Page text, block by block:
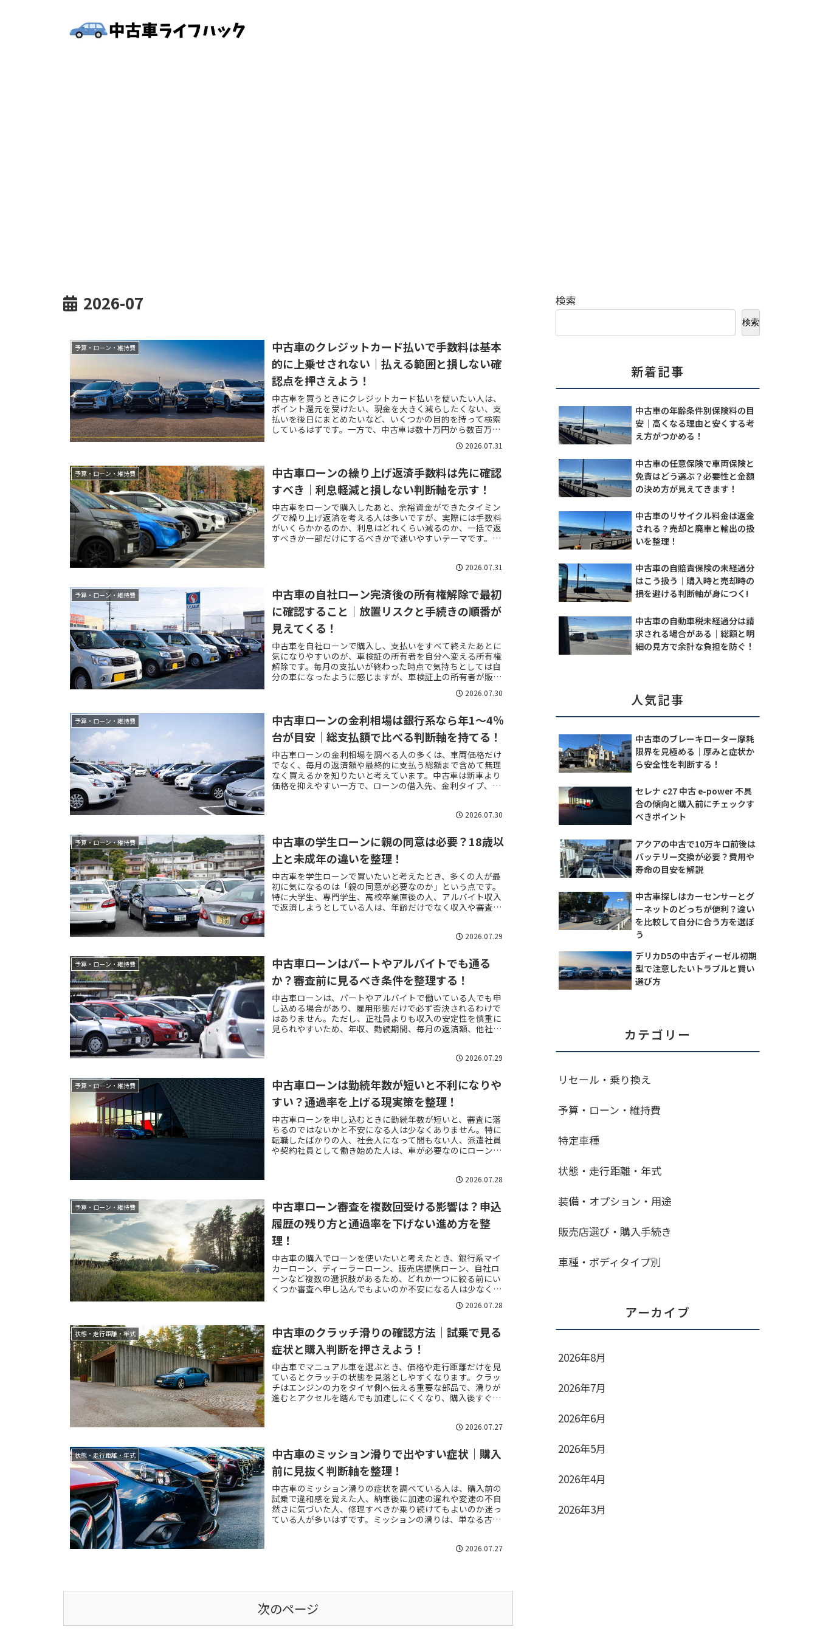
2026-07
予算・ローン・維持費
中古車のクレジットカード払いで手数料は基本
的に上乗せされない｜払える範囲と損しない確
認点を押さえよう！
中古車を買うときにクレジットカード払いを使いたい人は、
ポイント還元を受けたい、現金を大きく減らしたくない、支
払いを後日にまとめたいなど、いくつかの目的を持って検索
しているはずです。一方で、中古車は数十万円から数百万円
2026.07.31
予算・ローン・維持費
中古車ローンの繰り上げ返済手数料は先に確認
すべき｜利息軽減と損しない判断軸を示す！
中古車をローンで購入したあと、余裕資金ができたタイミン
グで繰り上げ返済を考える人は多いですが、実際には手数料
がいくらかかるのか、利息はどれくらい減るのか、一括で返
すべきか一部だけにするべきかで迷いやすいテーマです。特
2026.07.31
予算・ローン・維持費
中古車の自社ローン完済後の所有権解除で最初
に確認すること｜放置リスクと手続きの順番が
見えてくる！
中古車を自社ローンで購入し、支払いをすべて終えたあとに
気になりやすいのが、車検証の所有者を自分へ変える所有権
解除です。毎月の支払いが終わった時点で気持ちとしては自
分の車になったように感じますが、車検証上の所有者が販売
2026.07.30
予算・ローン・維持費
中古車ローンの金利相場は銀行系なら年1〜4％
台が目安｜総支払額で比べる判断軸を持てる！
中古車ローンの金利相場を調べる人の多くは、車両価格だけ
でなく、毎月の返済額や最終的に支払う総額まで含めて無理
なく買えるかを知りたいと考えています。中古車は新車より
価格を抑えやすい一方で、ローンの借入先、金利タイプ、返
2026.07.30
予算・ローン・維持費
中古車の学生ローンに親の同意は必要？18歳以
上と未成年の違いを整理！
中古車を学生ローンで買いたいと考えたとき、多くの人が最
初に気になるのは「親の同意が必要なのか」という点です。
特に大学生、専門学生、高校卒業直後の人、アルバイト収入
で返済しようとしている人は、年齢だけでなく収入や審査条
2026.07.29
予算・ローン・維持費
中古車ローンはパートやアルバイトでも通る
か？審査前に見るべき条件を整理する！
中古車ローンは、パートやアルバイトで働いている人でも申
し込める場合があり、雇用形態だけで必ず否決されるわけで
はありません。ただし、正社員よりも収入の安定性を慎重に
見られやすいため、年収、勤続期間、毎月の返済額、他社借
2026.07.29
予算・ローン・維持費
中古車ローンは勤続年数が短いと不利になりや
すい？通過率を上げる現実策を整理！
中古車ローンを申し込むときに勤続年数が短いと、審査に落
ちるのではないかと不安になる人は少なくありません。特に
転職したばかりの人、社会人になって間もない人、派遣社員
や契約社員として働き始めた人は、車が必要なのにローンを
2026.07.28
予算・ローン・維持費
中古車ローン審査を複数回受ける影響は？申込
履歴の残り方と通過率を下げない進め方を整
理！
中古車の購入でローンを使いたいと考えたとき、銀行系マイ
カーローン、ディーラーローン、販売店提携ローン、自社ロ
ーンなど複数の選択肢があるため、どれか一つに絞る前にい
くつか審査へ申し込んでもよいのか不安になる人は少なくあ
2026.07.28
状態・走行距離・年式
中古車のクラッチ滑りの確認方法｜試乗で見る
症状と購入判断を押さえよう！
中古車でマニュアル車を選ぶとき、価格や走行距離だけを見
ているとクラッチの状態を見落としやすくなります。クラッ
チはエンジンの力をタイヤ側へ伝える重要な部品で、滑りが
進むとアクセルを踏んでも加速しにくくなり、購入後すぐに
2026.07.27
状態・走行距離・年式
中古車のミッション滑りで出やすい症状｜購入
前に見抜く判断軸を整理！
中古車のミッション滑りの症状を調べている人は、購入前の
試乗で違和感を覚えた人、納車後に加速の遅れや変速の不自
然さに気づいた人、修理すべきか乗り続けてもよいのか迷っ
ている人が多いはずです。ミッションの滑りは、単なる古さ
2026.07.27
次のページ
検索
検索
新着記事
中古車の年齢条件別保険料の目
安｜高くなる理由と安くする考
え方がつかめる！
中古車の任意保険で車両保険と
免責はどう選ぶ？必要性と金額
の決め方が見えてきます！
中古車のリサイクル料金は返金
される？売却と廃車と輸出の扱
いを整理！
中古車の自賠責保険の未経過分
はこう扱う｜購入時と売却時の
損を避ける判断軸が身につく!
中古車の自動車税未経過分は請
求される場合がある｜総額と明
細の見方で余計な負担を防ぐ！
人気記事
中古車のブレーキローター摩耗
限界を見極める｜厚みと症状か
ら安全性を判断する！
セレナ c27 中古 e-power 不具
合の傾向と購入前にチェックす
べきポイント
アクアの中古で10万キロ前後は
バッテリー交換が必要？費用や
寿命の目安を解説
中古車探しはカーセンサーとグ
ーネットのどっちが便利？違い
を比較して自分に合う方を選ぼ
う
デリカD5の中古ディーゼル初期
型で注意したいトラブルと賢い
選び方
カテゴリー
リセール・乗り換え
予算・ローン・維持費
特定車種
状態・走行距離・年式
装備・オプション・用途
販売店選び・購入手続き
車種・ボディタイプ別
アーカイブ
2026年8月
2026年7月
2026年6月
2026年5月
2026年4月
2026年3月